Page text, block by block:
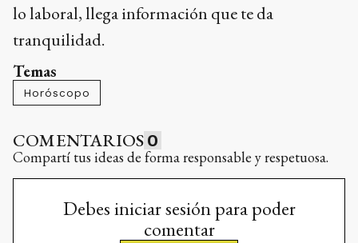
lo laboral, llega información que te da
tranquilidad.
Temas
Horóscopo
COMENTARIOS 0
Compartí tus ideas de forma responsable y respetuosa.
Debes iniciar sesión para poder
comentar